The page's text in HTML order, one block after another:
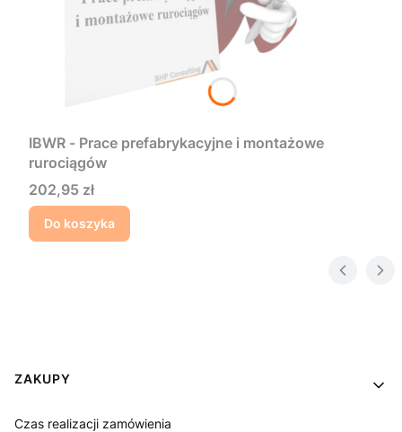
IBWR - Prace prefabrykacyjne i montażowe
rurociągów
Cena
202,95 zł
Do koszyka
Linki w stopce
ZAKUPY
Czas realizacji zamówienia